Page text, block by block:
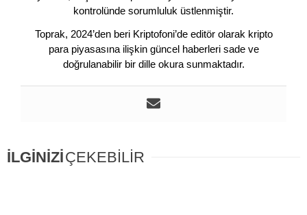
kontrolünde sorumluluk üstlenmiştir.
Toprak, 2024’den beri Kriptofoni’de editör olarak kripto
para piyasasına ilişkin güncel haberleri sade ve
doğrulanabilir bir dille okura sunmaktadır.
İLGİNİZİÇEKEBİLİR